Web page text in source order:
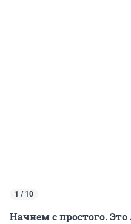
1 / 10
Начнем с простого.